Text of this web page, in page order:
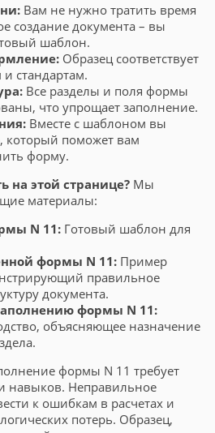
Вам не нужно тратить время
создание документа – вы
шаблон.
Образец соответствует
стандартам.
Все разделы и поля формы
что упрощает заполнение.
Вместе с шаблоном вы
который поможет вам
форму.
на этой странице? Мы
материалы:
N 11: Готовый шаблон для
формы N 11: Пример
правильное
документа.
формы N 11:
объясняющее назначение
формы N 11 требует
навыков. Неправильное
к ошибкам в расчетах и
потерь. Образец,